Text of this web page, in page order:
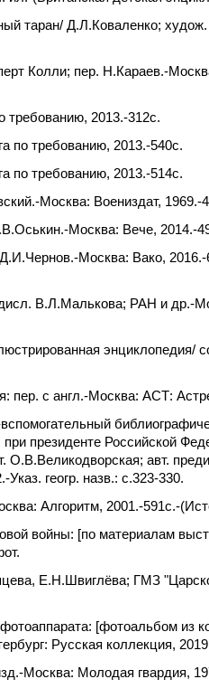
таран/ Д.Л.Коваленко;
Колли; пер. Н.Караев.-
требованию, 2013.-312c.
по требованию, 2013.-540c.
по требованию, 2013.-514c.
Москва: Воениздат, 1969.-
Москва: Вече, 2014.-
Москва: Вако,
В.Л.Малькова; РАН и др.-
энциклопедия/
пер. с англ.-Москва: АСТ:
президенте Российской
О.В.Великодворская; авт.
геогр. назв.: с.323-330.
Алгоритм, 2001.-591с.-
войны: [по материалам
Е.Н.Швиглёва; ГМЗ
[фотоальбом
Русская коллекция,
Москва: Молодая гвардия,